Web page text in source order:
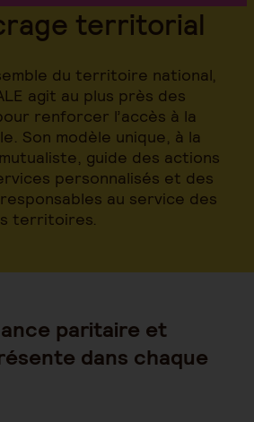
territorial
du territoire national,
agit au plus près des
renforcer l’accès à la
Son modèle unique, à la
guide des actions
personnalisés et des
au service des
territoires.
paritaire et
dans chaque